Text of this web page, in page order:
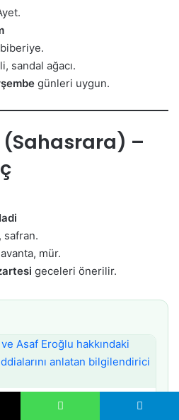
sandal ağacı.
günleri uygun.
(Sahasrara) –
safran.
mür.
geceleri önerilir.
Şikayet ve Yorumlar